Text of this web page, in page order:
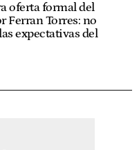
oferta formal del
Ferran Torres: no
expectativas del